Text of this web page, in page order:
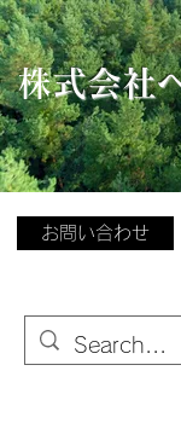
​株式会
お問い合わせ